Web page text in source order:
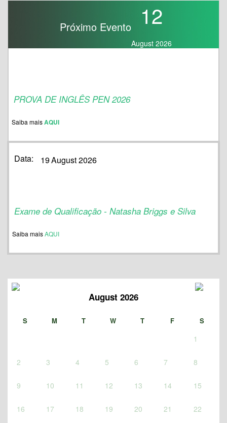
Próximo Evento 12
August 2026
PROVA DE INGLÊS PEN 2026
Saiba maisAQUI
Data: 19August 2026
Exame de Qualificação - Natasha Briggs e Silva
Saiba maisAQUI
August 2026
S M T W T F S
1
2 3 4 5 6 7 8
9 10 11 12 13 14 15
16 17 18 19 20 21 22